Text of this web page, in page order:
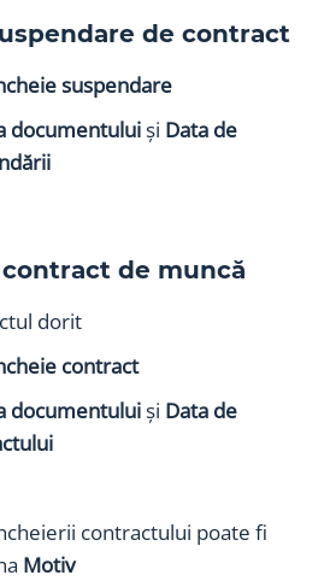
de contract
suspendare
documentuluiși Data de
de muncă
dorit
contract
documentuluiși Data de
contractului poate fi
Motiv